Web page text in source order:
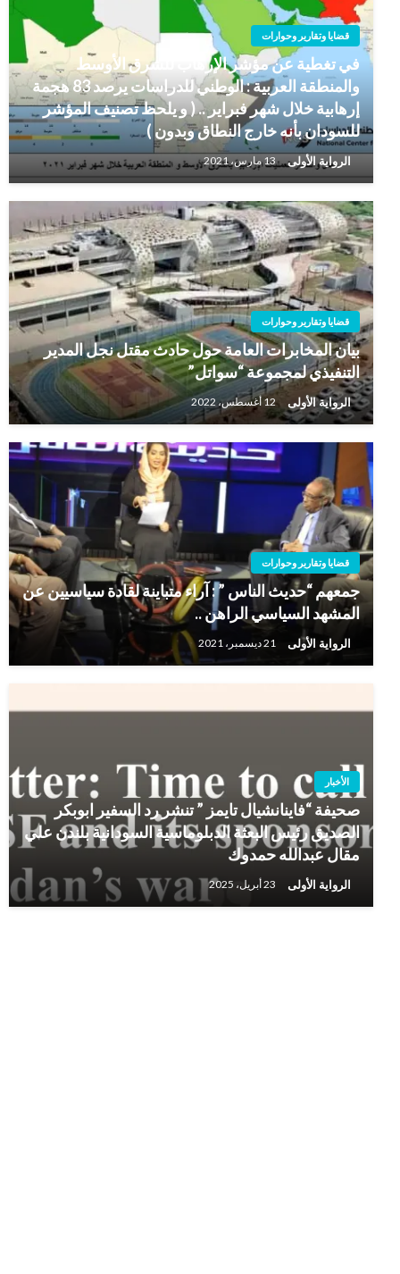
قضايا وتقارير وحوارات
في تغطية عن مؤشر الإرهاب للشرق الأوسط
والمنطقة العربية : الوطني للدراسات يرصد 83 هجمة
إرهابية خلال شهر فبراير .. ( و يلحظ تصنيف المؤشر
للسودان بأنه خارج النطاق وبدون )
الرواية الأولى 13 مارس، 2021
قضايا وتقارير وحوارات
بيان المخابرات العامة حول حادث مقتل نجل المدير
التنفيذي لمجموعة “سواتل”
الرواية الأولى 12 أغسطس، 2022
قضايا وتقارير وحوارات
جمعهم “حديث الناس ” : آراء متباينة لقادة سياسيين عن
المشهد السياسي الراهن ..
الرواية الأولى 21 ديسمبر، 2021
الأخبار
صحيفة “فاينانشيال تايمز ” تنشر رد السفير ابوبكر
الصديق رئيس البعثة الدبلوماسية السودانية بلندن علي
مقال عبدالله حمدوك
الرواية الأولى 23 أبريل، 2025